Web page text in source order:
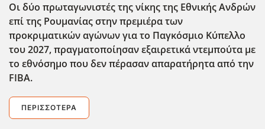
Οι δύο πρωταγωνιστές της νίκης της Εθνικής Ανδρών
επί της Ρουμανίας στην πρεμιέρα των
προκριματικών αγώνων για το Παγκόσμιο Κύπελλο
του 2027, πραγματοποίησαν εξαιρετικά ντεμπούτα με
το εθνόσημο που δεν πέρασαν απαρατήρητα από την
FIBA.
ΠΕΡΙΣΣΌΤΕΡΑ